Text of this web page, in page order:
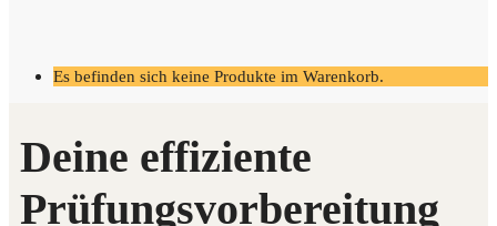
Es befinden sich keine Produkte im Warenkorb.